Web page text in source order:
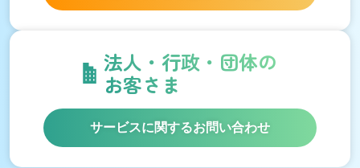
法人・行政・団体の
お客さま
サービスに関するお問い合わせ